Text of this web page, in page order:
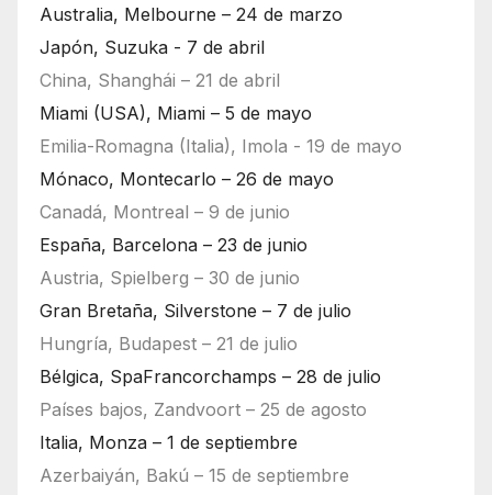
Australia, Melbourne – 24 de marzo
Japón, Suzuka - 7 de abril
China, Shanghái – 21 de abril
Miami (USA), Miami – 5 de mayo
Emilia-Romagna (Italia), Imola - 19 de mayo
Mónaco, Montecarlo – 26 de mayo
Canadá, Montreal – 9 de junio
España, Barcelona – 23 de junio
Austria, Spielberg – 30 de junio
Gran Bretaña, Silverstone – 7 de julio
Hungría, Budapest – 21 de julio
Bélgica, SpaFrancorchamps – 28 de julio
Países bajos, Zandvoort – 25 de agosto
Italia, Monza – 1 de septiembre
Azerbaiyán, Bakú – 15 de septiembre